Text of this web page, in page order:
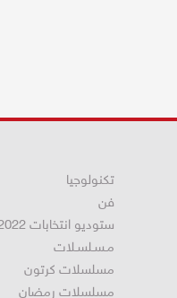
تكنولوجيا
فن
ستوديو انتخابات 2022
مـسـلسـلات
مسلسلات كرتون
مسلسلات رمضان